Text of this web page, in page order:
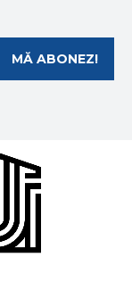
MĂ ABONEZ!